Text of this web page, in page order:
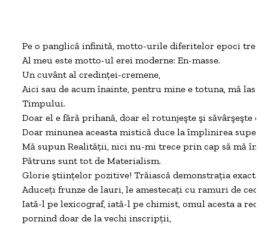
Pe o panglică infinită, motto-urile diferitelor epoci trec!
Al meu este motto-ul erei moderne: En-masse.
Un cuvânt al credinţei-cremene,
Aici sau de acum înainte, pentru mine e totuna, mă las
Timpului.
Doar el e fără prihană, doar el rotunjeşte şi săvârşeşte
Doar minunea aceasta mistică duce la împlinirea
Mă supun Realităţii, nici nu-mi trece prin cap să mă
Pătruns sunt tot de Materialism.
Glorie ştiinţelor pozitive! Trăiască demonstraţia exactă!
Aduceţi frunze de lauri, le amestecaţi cu ramuri de
Iată-l pe lexicograf, iată-l pe chimist, omul acesta a
pornind doar de la vechi inscripţii,